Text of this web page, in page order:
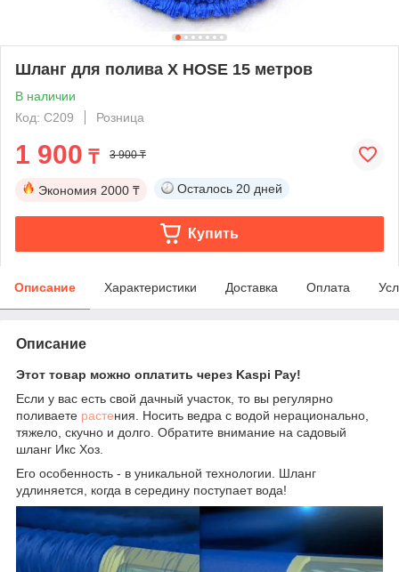
Шланг для полива X HOSE 15 метров
В наличии
Код: C209
Розница
1 900 ₸ 3 900 ₸
Экономия 2000 ₸ Осталось 20 дней
Купить
Описание Характеристики Доставка Оплата
Описание
Этот товар можно оплатить через Kaspi Pay!
Если у вас есть свой дачный участок, то вы регулярно
поливаете растения. Носить ведра с водой нерационально,
тяжело, скучно и долго. Обратите внимание на садовый
шланг Икс Хоз.
Его особенность - в уникальной технологии. Шланг
удлиняется, когда в середину поступает вода!